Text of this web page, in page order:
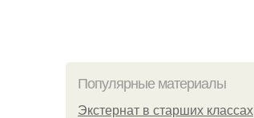
Популярные материалы
Экстернат в старших классах